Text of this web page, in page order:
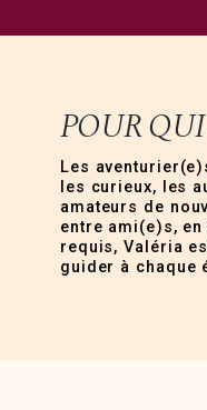
POUR
Les
les curieux, les
amateurs de
entre ami(e)s,
requis, Valéria
guider à chaque